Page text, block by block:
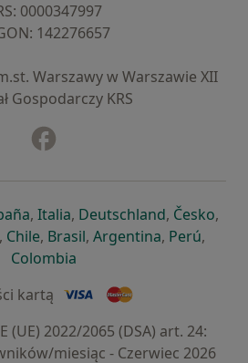
⁠0000347997
⁠142276657
Warszawy w Warszawie XII
Gospodarczy KRS
nowej karcie
się w nowej karcie
otwiera się w nowej karcie
, Italiaotwiera się w nowej
, Deutschlandotwiera się
, Česko,
w nowej karcie
otwiera się w nowej karcie
, Chileotwiera się w nowej karcie
, Brasilotwiera się w nowej
, Argentinaotwiera się
, Perú,
Colombia
kartą
(UE) 2022/2065 (DSA) art. 24:
miesiąc - Czerwiec 2026